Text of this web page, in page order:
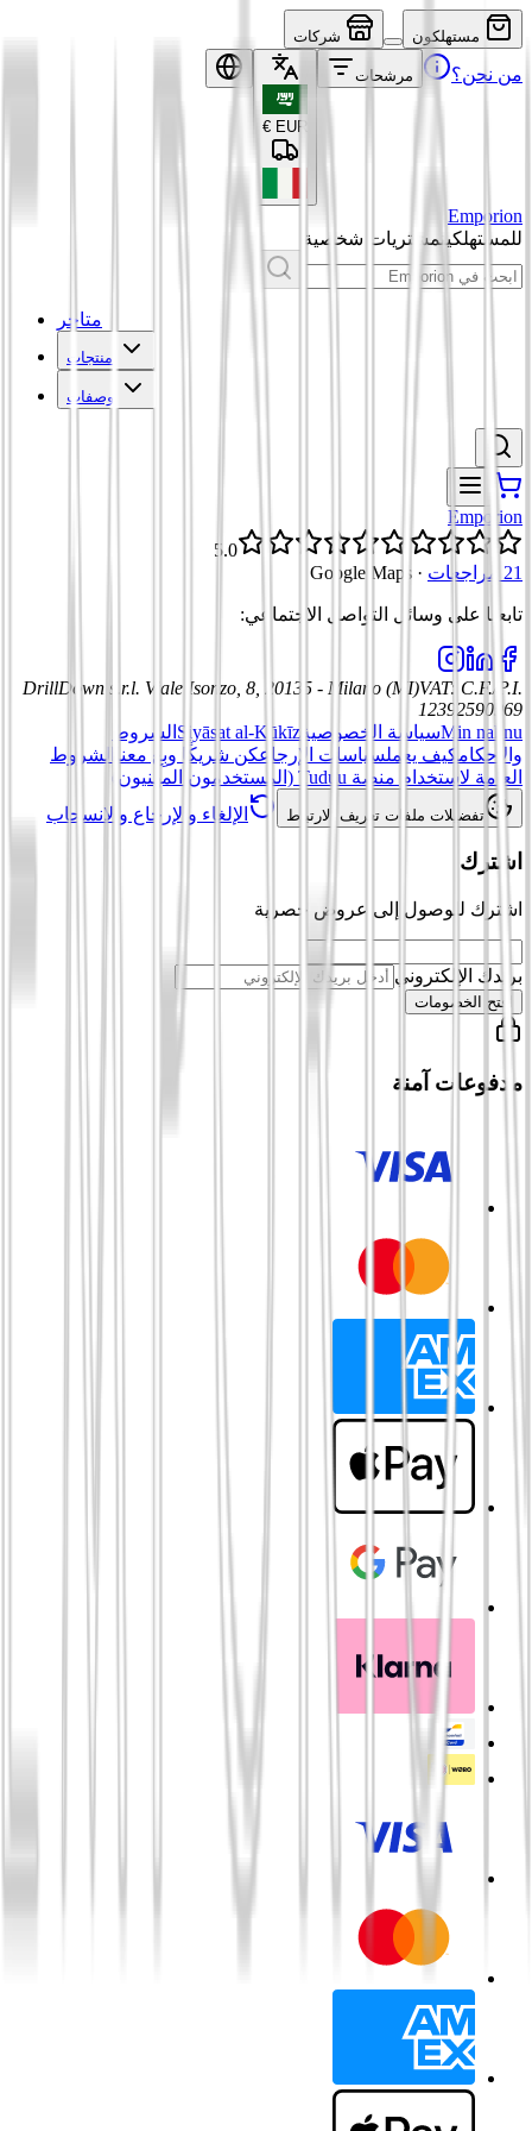
مستهلكون شركات
من نحن؟ مرشحات
EUR
€
Emporion
للمستهلكينمشتريات شخصية
متاجر
منتجات
وصفات
Emporion
5.0
21 مراجعات
·
Google Maps
تابعنا على وسائل التواصل الاجتماعي:
DrillDown s.r.l. Viale Isonzo, 8, 20135 - Milano (MI)VAT: C.F./P.I.
12392590969
Min nahnuسياسة الخصوصية Siyāsat al-Kūkīz الشروط
والأحكامكيف يعملسياسات الإرجاعكن شريكًا وبِع معنا
الشروط
العامة لاستخدام منصة Tuduu (المستخدمون المهنيون)
تفضيلات ملفات تعريف الارتباط الإلغاء والإرجاع والانسحاب
اشترك
اشترك للوصول إلى عروض حصرية
بريدك الإلكتروني
افتح الخصومات
مدفوعات آمنة